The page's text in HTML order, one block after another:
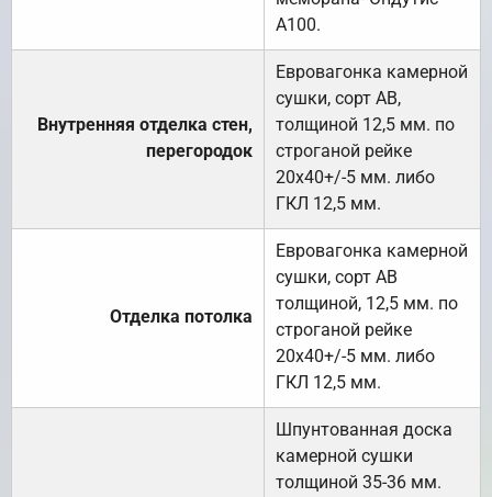
А100.
Внутренняя отделка стен,
перегородок
Евровагонка камерной
сушки, сорт АВ,
толщиной 12,5 мм. по
строганой рейке
20х40+/-5 мм. либо
ГКЛ 12,5 мм.
Отделка потолка
Евровагонка камерной
сушки, сорт АВ
толщиной, 12,5 мм. по
строганой рейке
20х40+/-5 мм. либо
ГКЛ 12,5 мм.
Шпунтованная доска
камерной сушки
толщиной 35-36 мм.